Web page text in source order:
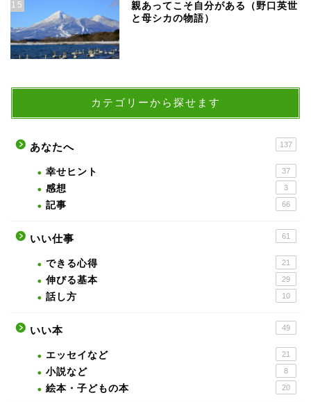
15
親あってこそ自分がある（野口英世
と母シカの物語）
カテゴリーから探せます
あなたへ 137
幸せヒント 37
感想 3
記事 66
いい仕事 61
できる心得 21
伸びる基本 29
話し方 10
いい本 49
エッセイなど 21
小説など 8
絵本・子どもの本 20